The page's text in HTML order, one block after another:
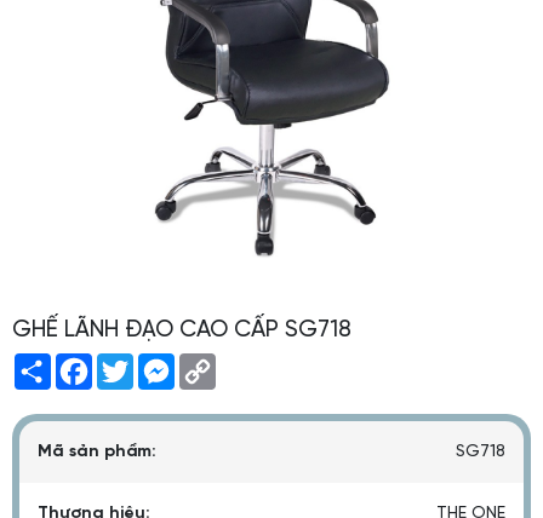
GHẾ LÃNH ĐẠO CAO CẤP SG718
ShareFacebook
TwitterMessenger
Mã sản phẩm: SG718
Thương hiệu: THE ONE